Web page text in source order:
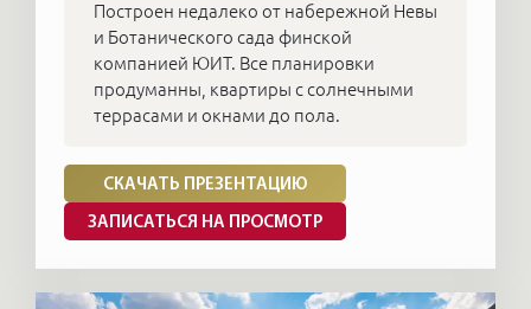
Построен недалеко от набережной Невы
и Ботанического сада финской
компанией ЮИТ. Все планировки
продуманны, квартиры с солнечными
террасами и окнами до пола.
СКАЧАТЬ ПРЕЗЕНТАЦИЮ
ЗАПИСАТЬСЯ НА ПРОСМОТР